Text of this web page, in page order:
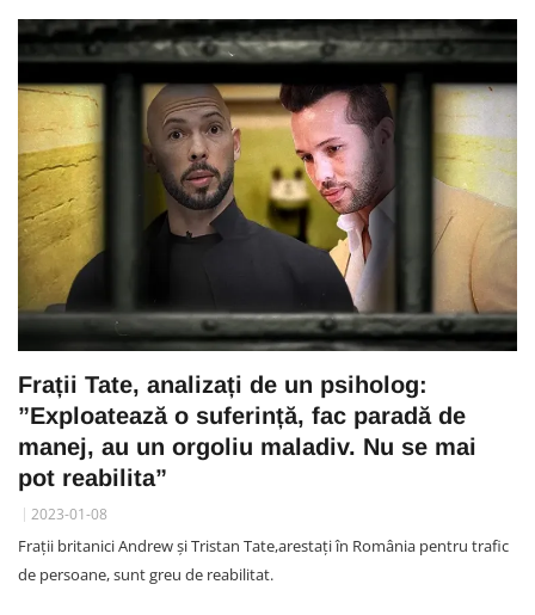
Frații Tate, analizați de un psiholog:
”Exploatează o suferință, fac paradă de
manej, au un orgoliu maladiv. Nu se mai
pot reabilita”
2023-01-08
Frații britanici Andrew și Tristan Tate,arestați în România pentru trafic
de persoane, sunt greu de reabilitat.